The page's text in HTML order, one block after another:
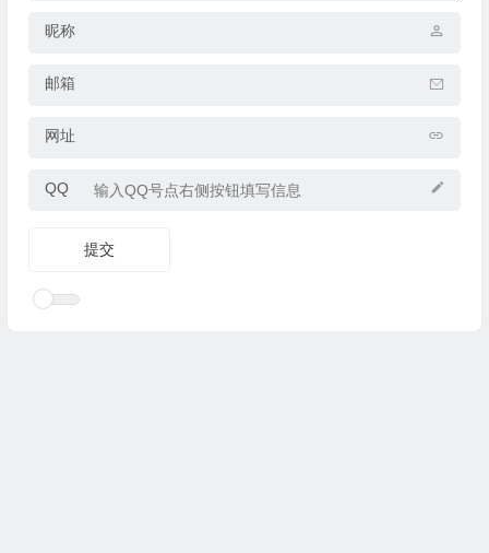
昵称
邮箱
网址
QQ